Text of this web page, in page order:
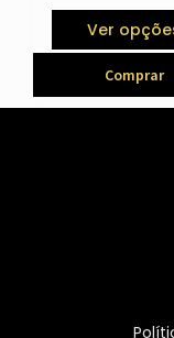
Ver
Comprar